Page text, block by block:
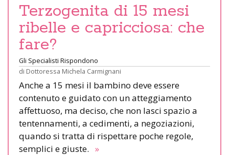
Terzogenita di 15 mesi
ribelle e capricciosa: che
fare?
Gli Specialisti Rispondono
di Dottoressa Michela Carmignani
Anche a 15 mesi il bambino deve essere
contenuto e guidato con un atteggiamento
affettuoso, ma deciso, che non lasci spazio a
tentennamenti, a cedimenti, a negoziazioni,
quando si tratta di rispettare poche regole,
semplici e giuste. »